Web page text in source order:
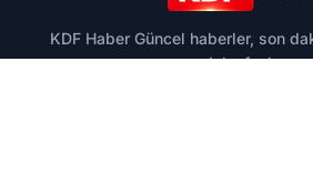
haritalandırdı.